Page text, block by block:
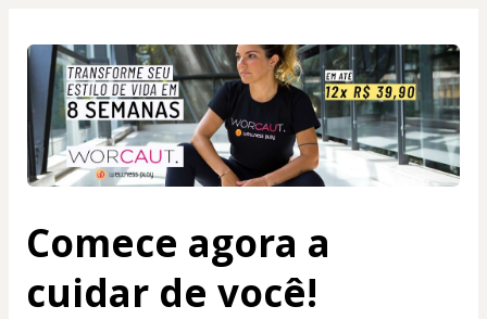
Comece agora a
cuidar de você!